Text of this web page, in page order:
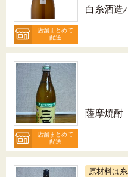
店舗まとめて
配送
白糸酒造
店舗まとめて
配送
薩摩焼
原材料は